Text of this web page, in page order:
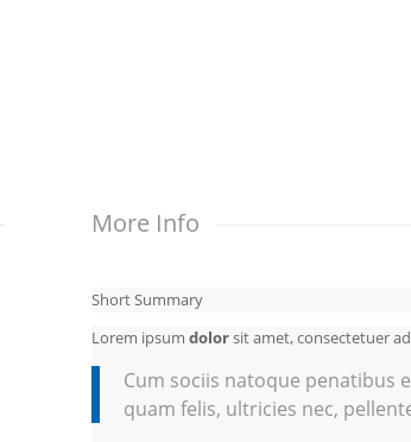
More Info
Short Summary
Lorem ipsum dolorsit amet, consectetuer
Cum sociis natoque penatibus
quam felis, ultricies nec,